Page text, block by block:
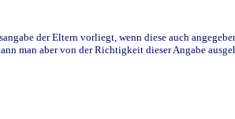
der Eltern vorliegt, wenn diese auch
man aber von der Richtigkeit dieser Angabe